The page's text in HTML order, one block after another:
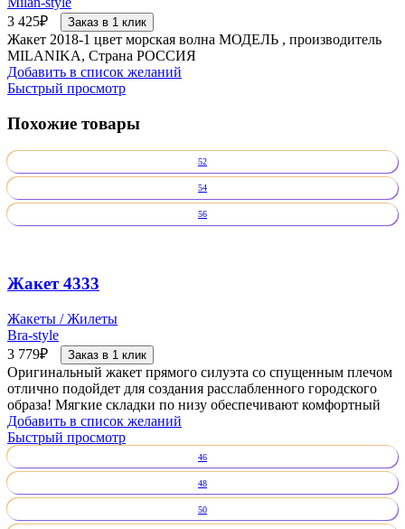
3 425₽ Заказ в 1 клик
Жакет 2018-1 цвет морская волна МОДЕЛЬ , производитель
MILANIKA, Страна РОССИЯ
Добавить в список желаний
Быстрый просмотр
Похожие товары
52
54
56
Жакет 4333
Жакеты / Жилеты
Bra-style
3 779₽ Заказ в 1 клик
Оригинальный жакет прямого силуэта со спущенным плечом
отлично подойдет для создания расслабленного городского
образа! Мягкие складки по низу обеспечивают комфортный
Добавить в список желаний
Быстрый просмотр
46
48
50